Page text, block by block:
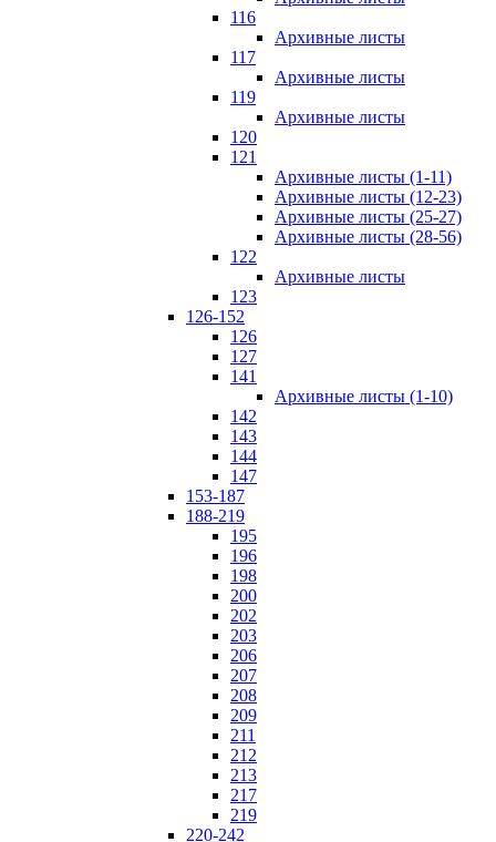
116
Архивные листы
117
Архивные листы
119
Архивные листы
120
121
Архивные листы (1-11)
Архивные листы (12-23)
Архивные листы (25-27)
Архивные листы (28-56)
122
Архивные листы
123
126-152
126
127
141
Архивные листы (1-10)
142
143
144
147
153-187
188-219
195
196
198
200
202
203
206
207
208
209
211
212
213
217
219
220-242